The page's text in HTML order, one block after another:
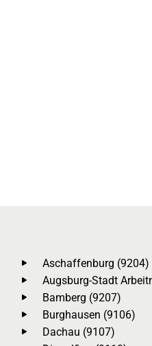
Aschaffenburg (9204)
Augsburg-Stadt
Bamberg (9207)
Burghausen (9106)
Dachau (9107)